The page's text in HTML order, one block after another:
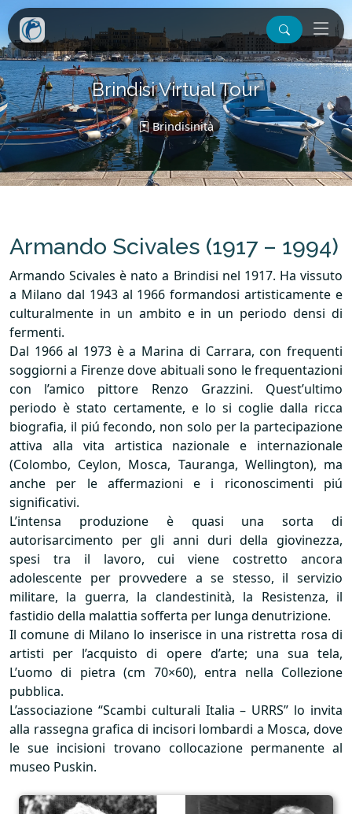
Brindisi Virtual Tour
Brindisinità
Armando Scivales (1917 – 1994)
Armando Scivales è nato a Brindisi nel 1917. Ha vissuto
a Milano dal 1943 al 1966 formandosi artisticamente e
culturalmente in un ambito e in un periodo densi di
fermenti.
Dal 1966 al 1973 è a Marina di Carrara, con frequenti
soggiorni a Firenze dove abituali sono le frequentazioni
con l’amico pittore Renzo Grazzini. Quest’ultimo
periodo è stato certamente, e lo si coglie dalla ricca
biografia, il piú fecondo, non solo per la partecipazione
attiva alla vita artistica nazionale e internazionale
(Colombo, Ceylon, Mosca, Tauranga, Wellington), ma
anche per le affermazioni e i riconoscimenti piú
significativi.
L’intensa produzione è quasi una sorta di
autorisarcimento per gli anni duri della giovinezza,
spesi tra il lavoro, cui viene costretto ancora
adolescente per provvedere a se stesso, il servizio
militare, la guerra, la clandestinità, la Resistenza, il
fastidio della malattia sofferta per lunga denutrizione.
Il comune di Milano lo inserisce in una ristretta rosa di
artisti per l’acquisto di opere d’arte; una sua tela,
L’uomo di pietra (cm 70×60), entra nella Collezione
pubblica.
L’associazione “Scambi culturali Italia – URRS” lo invita
alla rassegna grafica di incisori lombardi a Mosca, dove
le sue incisioni trovano collocazione permanente al
museo Puskin.